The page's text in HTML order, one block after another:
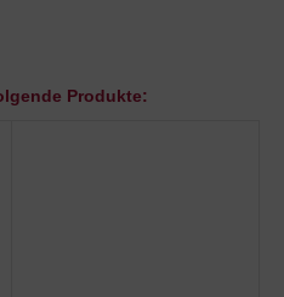
Produkte: